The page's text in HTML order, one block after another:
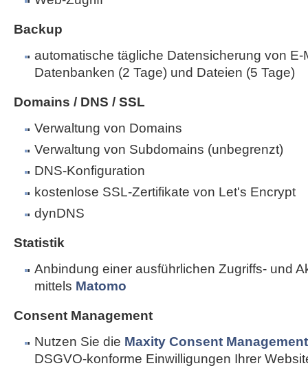
Backup
automatische tägliche Datensicherung von E-
Datenbanken (2 Tage) und Dateien (5 Tage)
Domains / DNS / SSL
Verwaltung von Domains
Verwaltung von Subdomains (unbegrenzt)
DNS-Konfiguration
kostenlose SSL-Zertifikate von Let's Encrypt
dynDNS
Statistik
Anbindung einer ausführlichen Zugriffs- und
mittels Matomo
Consent Management
Nutzen Sie die Maxity Consent
DSGVO-konforme Einwilligungen Ihrer